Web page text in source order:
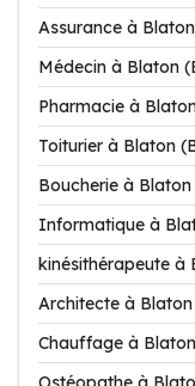
Assurance à
Médecin à Blaton
Pharmacie à
Toiturier à Blaton
Boucherie à
Informatique à
kinésithérapeute à
Architecte à
Chauffage à